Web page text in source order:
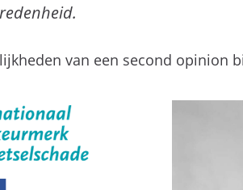
van een second opinion